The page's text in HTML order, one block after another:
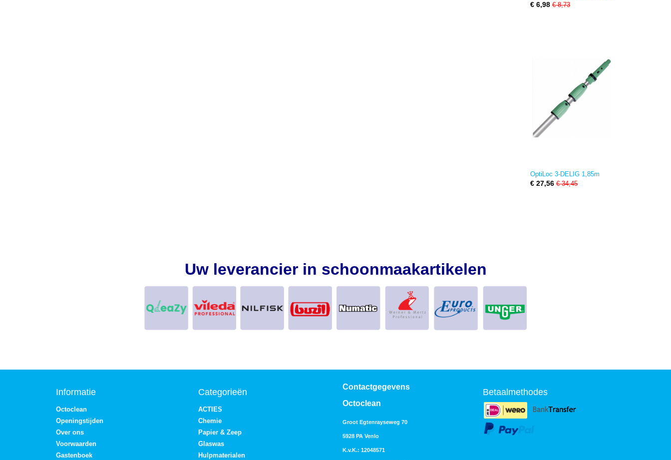
€ 6,98 € 8,73
OptiLoc 3-DELIG 1,85m
€ 27,56 € 34,45
Uw leverancier in schoonmaakartikelen
Informatie
Octoclean
Openingstijden
Over ons
Voorwaarden
Gastenboek
Categorieën
ACTIES
Chemie
Papier & Zeep
Glaswas
Hulpmaterialen
Contactgegevens
Octoclean
Groot Egtenrayseweg 70
5928 PA Venlo
K.v.K.: 12048571
Betaalmethodes